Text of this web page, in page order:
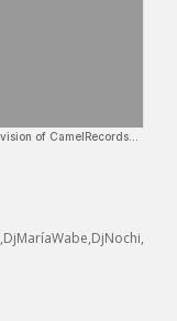
DjMaríaWabe DjNochi